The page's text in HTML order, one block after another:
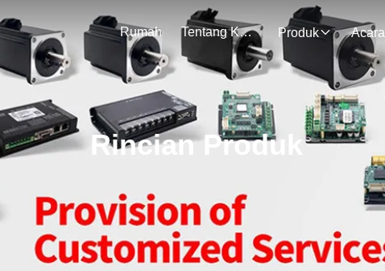
Rumah Tentang Kami Produk Acara
Rincian Produk